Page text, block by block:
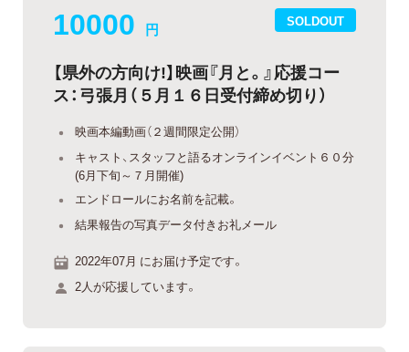
SOLDOUT
10000 円
【県外の方向け!】映画『月と。』応援コー
ス：弓張月（５月１６日受付締め切り）
映画本編動画（２週間限定公開）
キャスト、スタッフと語るオンラインイベント６０分
(6月下旬～７月開催)
エンドロールにお名前を記載。
結果報告の写真データ付きお礼メール
2022年07月 にお届け予定です。
2人が応援しています。